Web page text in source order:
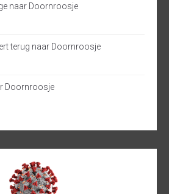
naar Doornroosje
terug naar Doornroosje
Doornroosje